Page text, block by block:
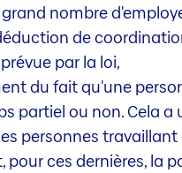
grand nombre
de
par la loi,
du fait qu'une
partiel ou non. Cela a
personnes travaillant
pour ces dernières, la